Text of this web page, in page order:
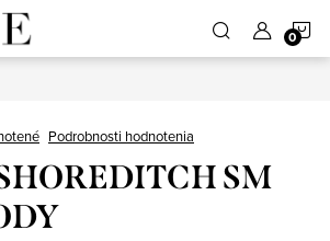
Podrobnosti hodnotenia
SM